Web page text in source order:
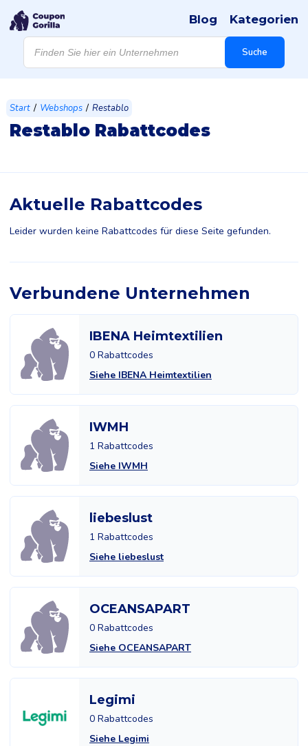
Products
search Suche
Blog Kategorien
Start / Webshops / Restablo
Restablo Rabattcodes
Aktuelle Rabattcodes
Leider wurden keine Rabattcodes für diese Seite gefunden.
Verbundene Unternehmen
IBENA Heimtextilien
0 Rabattcodes
Siehe IBENA Heimtextilien
IWMH
1 Rabattcodes
Siehe IWMH
liebeslust
1 Rabattcodes
Siehe liebeslust
OCEANSAPART
0 Rabattcodes
Siehe OCEANSAPART
Legimi
0 Rabattcodes
Siehe Legimi